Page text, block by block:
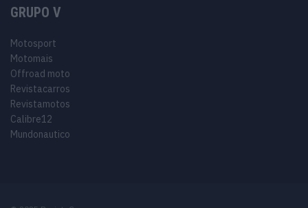
GRUPO V
Motosport
Motomais
Offroad moto
Revistacarros
Revistamotos
Calibre12
Mundonautico